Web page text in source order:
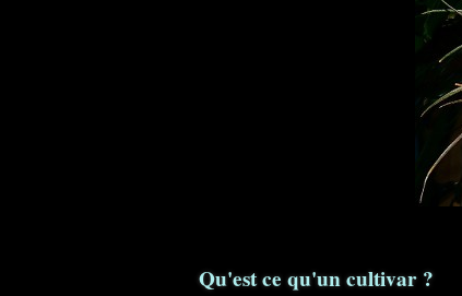
Qu'est ce qu'un cultivar ?